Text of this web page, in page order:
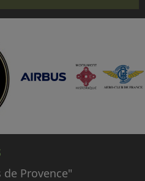
pas d'embarquer des
les membres
à l'association,
et à la mise en
regrettons donc de ne
aux nombreuses
sur le Noratlas, à
Provence"